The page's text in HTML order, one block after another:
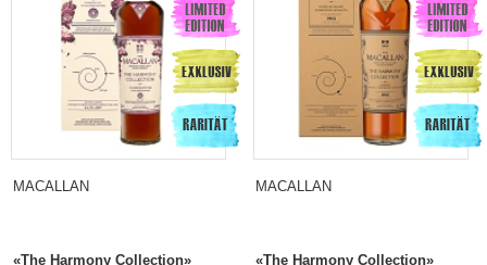
MACALLAN
«The Harmony Collection»
MACALLAN
«The Harmony Collection»